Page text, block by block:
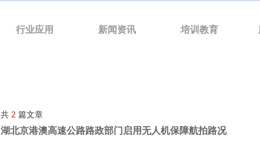
行业应用 新闻资讯 培训教育
共 2 篇文章
湖北京港澳高速公路路政部门启用无人机保障航拍路况